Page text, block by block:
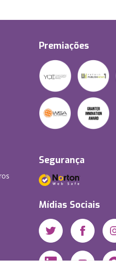
Premiações
Segurança
Mídias Sociais